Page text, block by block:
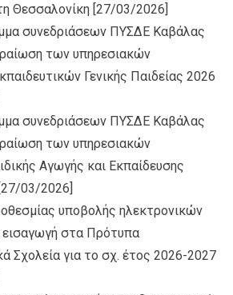
Θεσσαλονίκη [27/03/2026]
συνεδριάσεων ΠΥΣΔΕ Καβάλας
των υπηρεσιακών
Γενικής Παιδείας 2026
συνεδριάσεων ΠΥΣΔΕ Καβάλας
των υπηρεσιακών
Αγωγής και Εκπαίδευσης
[27/03/2026]
υποβολής ηλεκτρονικών
εισαγωγή στα Πρότυπα
Σχολεία για το σχ. έτος 2026-2027